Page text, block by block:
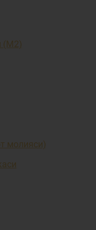
(М2)
молияси)